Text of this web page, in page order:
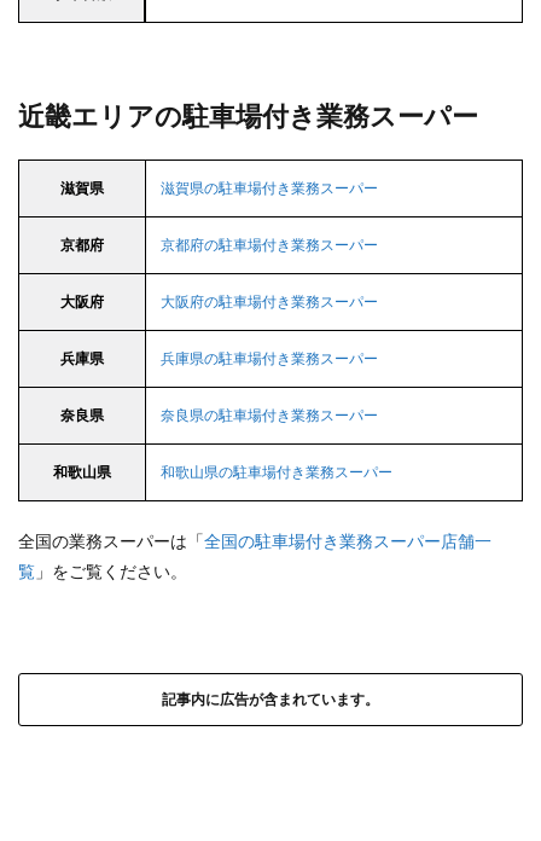
近畿エリアの駐車場付き業務スーパー
滋賀県 滋賀県の駐車場付き業務スーパー
京都府 京都府の駐車場付き業務スーパー
大阪府 大阪府の駐車場付き業務スーパー
兵庫県 兵庫県の駐車場付き業務スーパー
奈良県 奈良県の駐車場付き業務スーパー
和歌山県 和歌山県の駐車場付き業務スーパー
全国の業務スーパーは「全国の駐車場付き業務スーパー店舗一
覧 」をご覧ください。
記事内に広告が含まれています。